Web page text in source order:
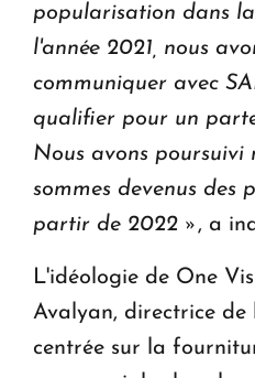
popularisation dans
l'année 2021, nous
communiquer avec
qualifier pour un
Nous avons
sommes devenus des
partir de 2022 » , a
L'idéologie de One
Avalyan, directrice de
centrée sur la